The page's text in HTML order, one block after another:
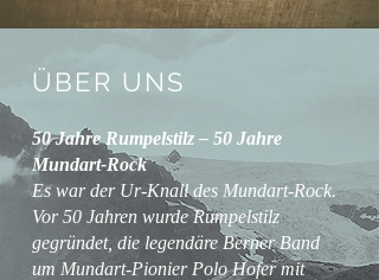
ÜBER UNS
50 Jahre Rumpelstilz – 50 Jahre
Mundart-Rock
Es war der Ur-Knall des Mundart-Rock.
Vor50 Jahren wurde Rumpelstilz
gegründet, die legendäre Berner Band
um Mundart-Pionier Polo Hofer mit